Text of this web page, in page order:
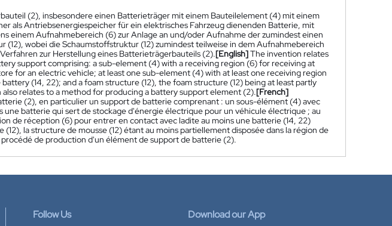
(2), insbesondere einen Batterieträger mit einem Bauteilelement (4) mit einem
als Antriebsenergiespeicher für ein elektrisches Fahrzeug dienenden Batterie, mit
einem Aufnahmebereich (6) zur Anlage an und/oder Aufnahme der zumindest einen
(12), wobei die Schaumstoffstruktur (12) zumindest teilweise in dem Aufnahmebereich
zur Herstellung eines Batterieträgerbauteils (2).[English]The invention relates
support comprising: a sub-element (4) with a receiving region (6) for receiving at
for an electric vehicle; at least one sub-element (4) with at least one receiving region
(14, 22); and a foam structure (12), the foam structure (12) being at least partly
relates to a method for producing a battery support element (2).[French]
(2), en particulier un support de batterie comprenant : un sous-élément (4) avec
batterie qui sert de stockage d'énergie électrique pour un véhicule électrique ; au
de réception (6) pour entrer en contact avec ladite au moins une batterie (14, 22)
la structure de mousse (12) étant au moins partiellement disposée dans la région de
de production d'un élément de support de batterie (2).
Follow Us Download our App